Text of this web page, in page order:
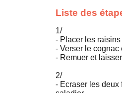
Liste des
1/
- Placer les
- Verser le cognac
- Remuer et
2/
- Ecraser les deux